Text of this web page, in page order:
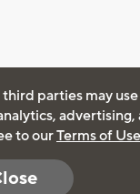
parties may
advertising,
to ourTerms of Use